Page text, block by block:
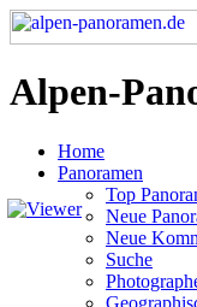
Alpen-
Home
Panoramen
Top
Neue
Neue
Suche